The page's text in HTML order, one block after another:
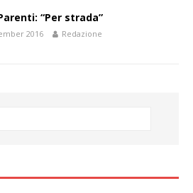
“Per strada”
2016 Redazione